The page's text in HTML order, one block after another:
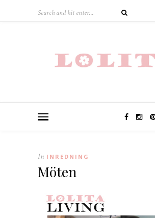
In INREDNING
Möten